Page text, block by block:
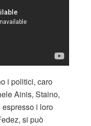
i politici, caro
Ainis, Staino,
i loro
si può